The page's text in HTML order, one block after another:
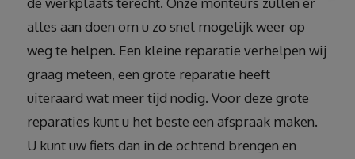
alles aan doen om u zo snel mogelijk weer op
weg te helpen. Een kleine reparatie verhelpen wij
graag meteen, een grote reparatie heeft
uiteraard wat meer tijd nodig. Voor deze grote
reparaties kunt u het beste een afspraak maken.
U kunt uw fiets dan in de ochtend brengen en